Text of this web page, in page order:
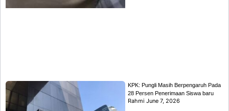
KPK: Pungli Masih Berpengaruh Pada
28 Persen Penerimaan Siswa baru
RahmiJune 7, 2026